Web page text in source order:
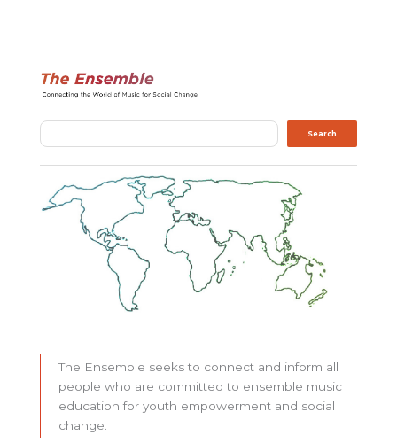
Search Search
The Ensemble seeks to connect and inform all
people who are committed to ensemble music
education for youth empowerment and social
change.